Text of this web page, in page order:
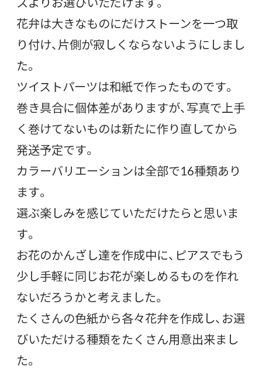
花弁は大きなものにだけストーンを一つ取
り付け、片側が寂しくならないようにしまし
た。
ツイストパーツは和紙で作ったものです。
巻き具合に個体差がありますが、写真で上手
く巻けてないものは新たに作り直してから
発送予定です。
カラーバリエーションは全部で16種類あり
ます。
選ぶ楽しみを感じていただけたらと思いま
す。
お花のかんざし達を作成中に、ピアスでもう
少し手軽に同じお花が楽しめるものを作れ
ないだろうかと考えました。
たくさんの色紙から各々花弁を作成し、お選
びいただける種類をたくさん用意出来まし
た。